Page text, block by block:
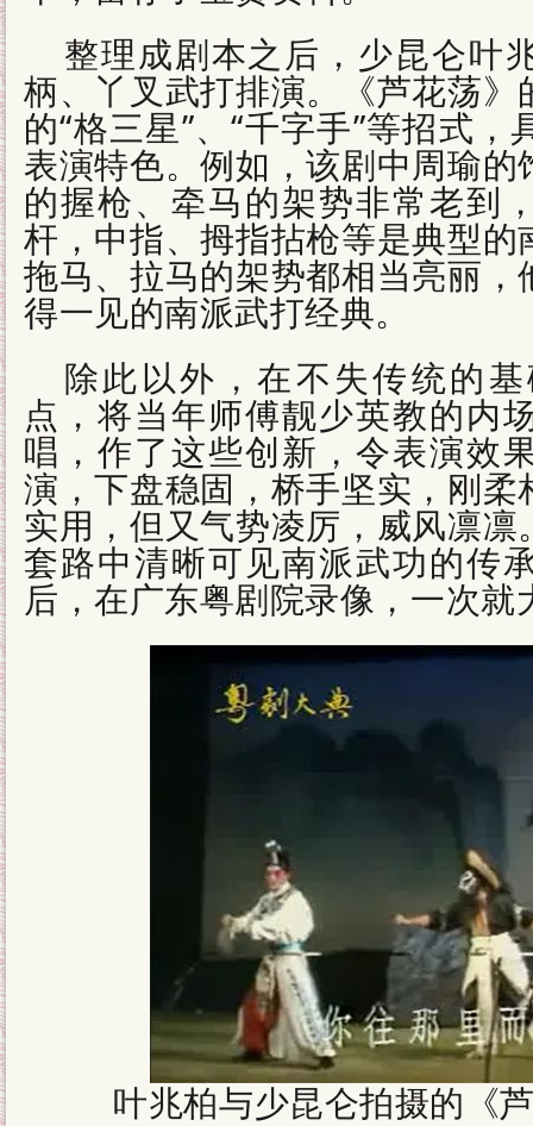
整理成剧本之后，少昆仑叶
柄、丫叉武打排演。《芦花荡
的“格三星”、“千字手”等招式
表演特色。例如，该剧中周瑜
的握枪、牵马的架势非常老到
杆，中指、拇指拈枪等是典型
拖马、拉马的架势都相当亮丽
得一见的南派武打经典。
除此以外，在不失传统的
点，将当年师傅靓少英教的内
唱，作了这些创新，令表演效
演，下盘稳固，桥手坚实，刚
实用，但又气势凌厉，威风凛
套路中清晰可见南派武功的传
后，在广东粤剧院录像，一次就
叶兆柏与少昆仑拍摄的《